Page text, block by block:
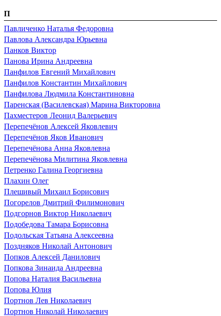
П
Павличенко Наталья Федоровна
Павлова Александра Юрьевна
Панков Виктор
Панова Ирина Андреевна
Панфилов Евгений Михайлович
Панфилов Константин Михайлович
Панфилова Людмила Константиновна
Паренская (Василевская) Марина Викторовна
Пахместеров Леонид Валерьевич
Перепечёнов Алексей Яковлевич
Перепечёнов Яков Иванович
Перепечёнова Анна Яковлевна
Перепечёнова Милитина Яковлевна
Петренко Галина Георгиевна
Плахин Олег
Плешивый Михаил Борисович
Погорелов Дмитрий Филимонович
Подгорнов Виктор Николаевич
Подобедова Тамара Борисовна
Подольская Татьяна Алексеевна
Поздняков Николай Антонович
Попков Алексей Данилович
Попкова Зинаида Андреевна
Попова Наталия Васильевна
Попова Юлия
Портнов Лев Николаевич
Портнов Николай Николаевич